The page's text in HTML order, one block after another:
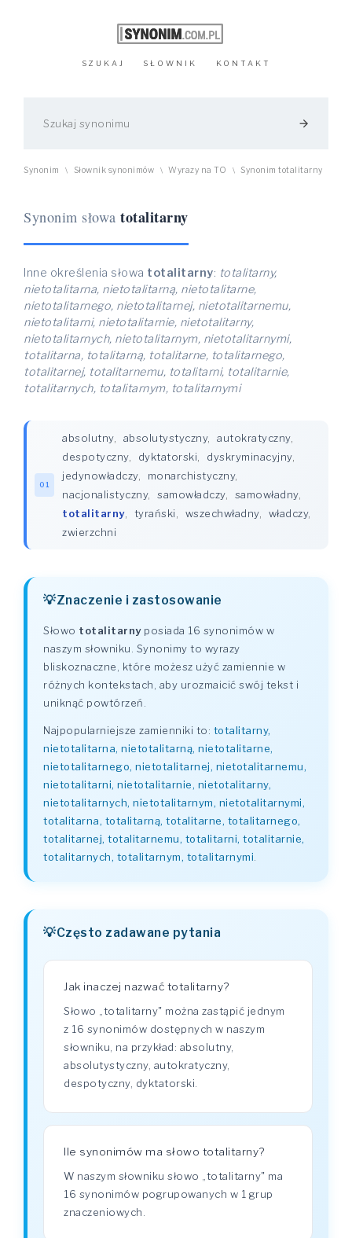
SZUKAJ SŁOWNIK KONTAKT
arrow_forward
Synonim \ Słownik synonimów \ Wyrazy na TO \ Synonim totalitarny
Synonim słowa totalitarny
Inne określenia słowa totalitarny: totalitarny,
nietotalitarna, nietotalitarną, nietotalitarne,
nietotalitarnego, nietotalitarnej, nietotalitarnemu,
nietotalitarni, nietotalitarnie, nietotalitarny,
nietotalitarnych, nietotalitarnym, nietotalitarnymi,
totalitarna, totalitarną, totalitarne, totalitarnego,
totalitarnej, totalitarnemu, totalitarni, totalitarnie,
totalitarnych, totalitarnym, totalitarnymi
01
absolutny, absolutystyczny, autokratyczny,
despotyczny, dyktatorski dyskryminacyjny,
jedynowładczy, monarchistyczny,
nacjonalistyczny, samowładczy, samowładny,
totalitarny, tyrański wszechwładny, władczy,
zwierzchni
Znaczenie i zastosowanie
Słowo totalitarnyposiada 16 synonimów w
naszym słowniku. Synonimy to wyrazy
bliskoznaczne, które możesz użyć zamiennie w
różnych kontekstach, aby urozmaicić swój tekst i
uniknąć powtórzeń.
Najpopularniejsze zamienniki to: totalitarny,
nietotalitarna, nietotalitarną, nietotalitarne,
nietotalitarnego, nietotalitarnej, nietotalitarnemu,
nietotalitarni, nietotalitarnie, nietotalitarny,
nietotalitarnych, nietotalitarnym, nietotalitarnymi,
totalitarna, totalitarną, totalitarne, totalitarnego,
totalitarnej, totalitarnemu, totalitarni, totalitarnie,
totalitarnych, totalitarnym, totalitarnymi
Często zadawane pytania
Jak inaczej nazwać totalitarny?
Słowo „totalitarny" można zastąpić jednym
z 16 synonimów dostępnych w naszym
słowniku, na przykład: absolutny,
absolutystyczny, autokratyczny,
despotyczny, dyktatorski.
Ile synonimów ma słowo totalitarny?
W naszym słowniku słowo „totalitarny" ma
16 synonimów pogrupowanych w 1 grup
znaczeniowych.